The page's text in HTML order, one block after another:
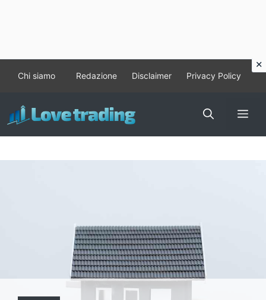
contenuto
Chi siamo Redazione Disclaimer Privacy Policy